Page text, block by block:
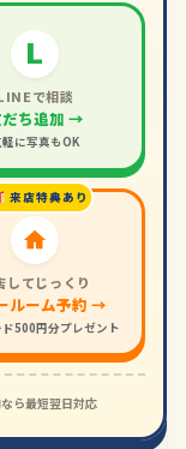
L
で相談
だち追加 →
軽に写真もOK
来店特典あり
してじっくり
ルーム予約 →
500円分プレゼント
ら最短翌日対応